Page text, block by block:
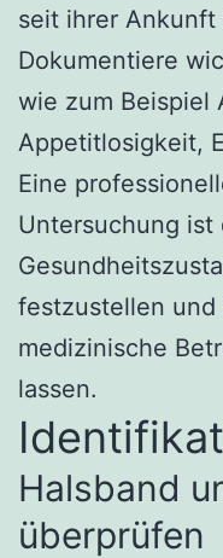
seit ihrer
Dokumentiere
wie zum Beispiel
Appetitlosigkeit,
Eine
Untersuchung ist
festzustellen
medizinische
lassen.
Halsband
überprüfen